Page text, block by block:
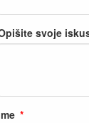
svoje